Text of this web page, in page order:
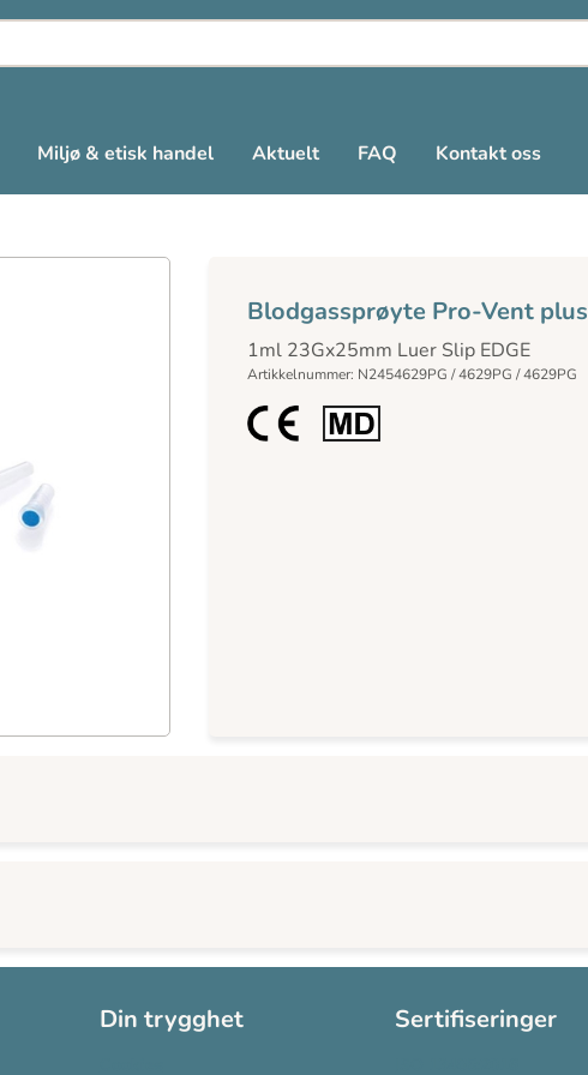
Miljø & etisk handel Aktuelt FAQ Kontakt oss
Blodgassprøyte Pro-Vent plus
1ml 23Gx25mm Luer Slip EDGE
Artikkelnummer: N2454629PG / 4629PG / 4629PG
Din trygghet Sertifiseringer